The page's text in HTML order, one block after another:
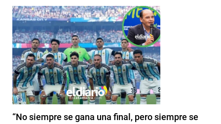
“No siempre se gana una final, pero siempre se